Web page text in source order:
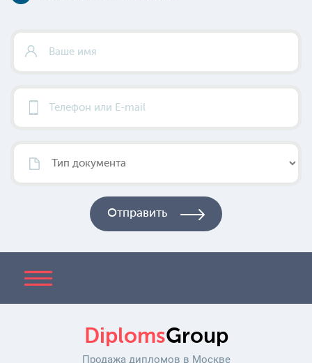
DiplomsGroup
Продажа дипломов в Москве